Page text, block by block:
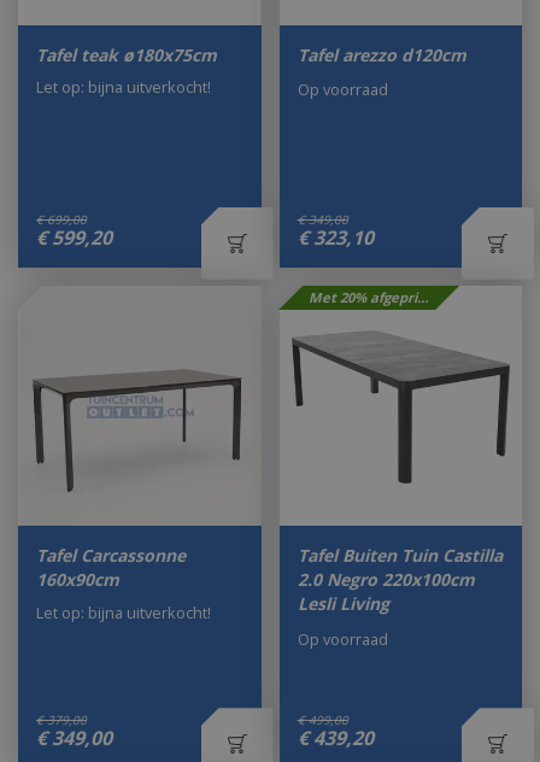
Tafel teak ø180x75cm
€ 699,00
€ 599,20
Let op: bijna uitverkocht!
Tafel arezzo d120cm
€ 349,00
€ 323,10
Op voorraad
Tafel Carcassonne
160x90cm
€ 379,00
€ 349,00
Let op: bijna uitverkocht!
Met 20% afgeprijsd
Tafel Buiten Tuin Castilla
2.0 Negro 220x100cm
Lesli Living
€ 499,00
€ 439,20
Op voorraad